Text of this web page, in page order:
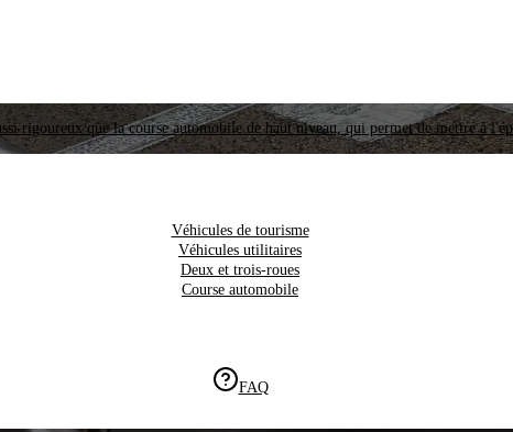
rigoureux que la course automobile de haut niveau, qui permet de mettre à
Véhicules de tourisme
Véhicules utilitaires
Deux et trois-roues
Course automobile
FAQ